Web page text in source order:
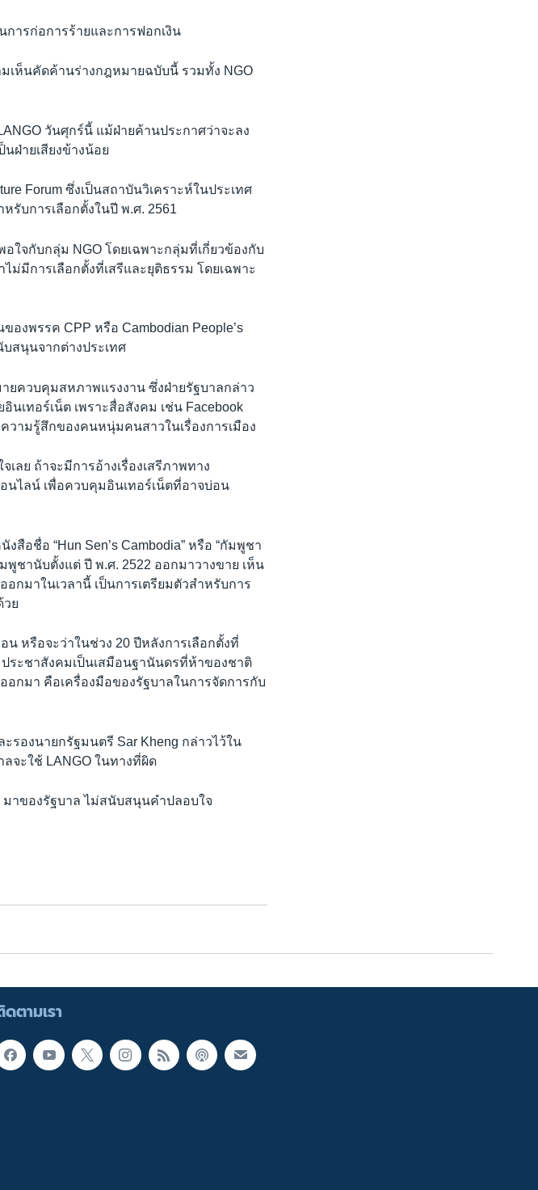
ารก่อการร้ายและการฟอกเงิน
เห็นคัดค้านร่างกฎหมายฉบับนี้ รวมทั้ง NGO
วันศุกร์นี้ แม้ฝ่ายค้านประกาศว่าจะลง
ฝ่ายเสียงข้างน้อย
Forum ซึ่งเป็นสถาบันวิเคราะห์ในประเทศ
รับการเลือกตั้งในปี พ.ศ. 2561
ใจกับกลุ่ม NGO โดยเฉพาะกลุ่มที่เกี่ยวข้องกับ
ม่มีการเลือกตั้งที่เสรีและยุติธรรม โดยเฉพาะ
องพรรค CPP หรือ Cambodian People’s
สนุนจากต่างประเทศ
ควบคุมสหภาพแรงงาน ซึ่งฝ่ายรัฐบาลกล่าว
เทอร์เน็ต เพราะสื่อสังคม เช่น Facebook
วามรู้สึกของคนหนุ่มคนสาวในเรื่องการเมือง
ลย ถ้าจะมีการอ้างเรื่องเสรีภาพทาง
นไลน์ เพื่อควบคุมอินเทอร์เน็ตที่อาจบ่อน
สือชื่อ “Hun Sen’s Cambodia” หรือ “กัมพูชา
พูชานับตั้งแต่ ปี พ.ศ. 2522 ออกมาวางขาย เห็น
กมาในเวลานี้ เป็นการเตรียมตัวสำหรับการ
วย
หรือจะว่าในช่วง 20 ปีหลังการเลือกตั้งที่
ะชาสังคมเป็นเสมือนฐานันดรที่ห้าของชาติ
กมา คือเครื่องมือของรัฐบาลในการจัดการกับ
องนายกรัฐมนตรี Sar Kheng กล่าวไว้ใน
จะใช้ LANGO ในทางที่ผิด
าของรัฐบาล ไม่สนับสนุนคำปลอบใจ
ตามเรา